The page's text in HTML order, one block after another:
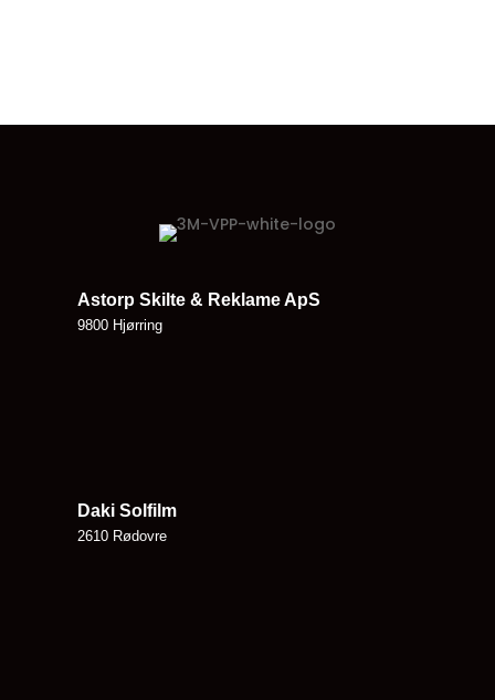
Astorp Skilte & Reklame ApS
9800 Hjørring
Daki Solfilm
2610 Rødovre